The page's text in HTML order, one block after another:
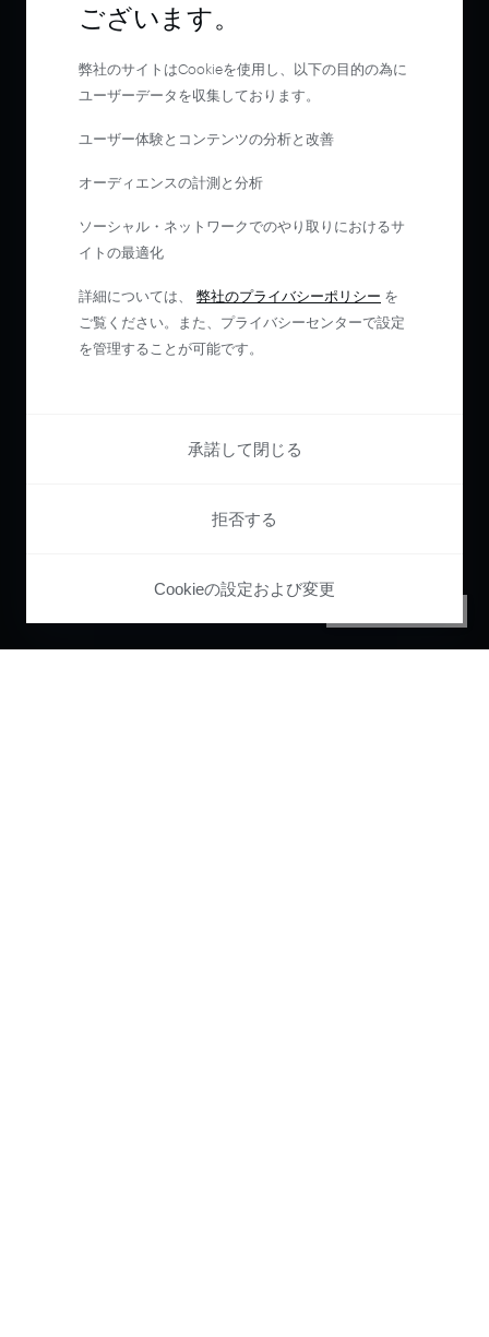
ございます。
弊社のサイトはCookieを使用し、以下の目的の為に
ユーザーデータを収集しております。
ユーザー体験とコンテンツの分析と改善
オーディエンスの計測と分析
ソーシャル・ネットワークでのやり取りにおけるサ
イトの最適化
詳細については、 弊社のプライバシーポリシー を
ご覧ください。また、プライバシーセンターで設定
を管理することが可能です。
承諾して閉じる
拒否する
Cookieの設定および変更